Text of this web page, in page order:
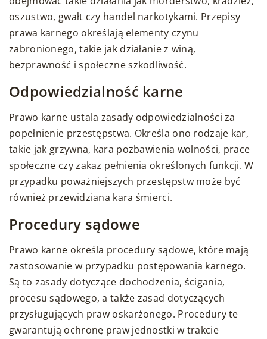
oszustwo, gwałt czy handel narkotykami. Przepisy
prawa karnego określają elementy czynu
zabronionego, takie jak działanie z winą,
bezprawność i społeczne szkodliwość.
Odpowiedzialność karne
Prawo karne ustala zasady odpowiedzialności za
popełnienie przestępstwa. Określa ono rodzaje kar,
takie jak grzywna, kara pozbawienia wolności, prace
społeczne czy zakaz pełnienia określonych funkcji. W
przypadku poważniejszych przestępstw może być
również przewidziana kara śmierci.
Procedury sądowe
Prawo karne określa procedury sądowe, które mają
zastosowanie w przypadku postępowania karnego.
Są to zasady dotyczące dochodzenia, ścigania,
procesu sądowego, a także zasad dotyczących
przysługujących praw oskarżonego. Procedury te
gwarantują ochronę praw jednostki w trakcie